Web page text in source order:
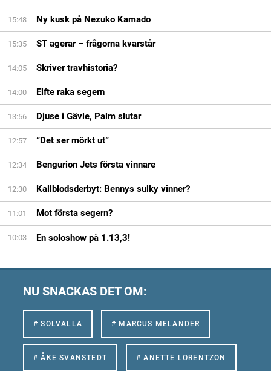
15:48 Ny kusk på Nezuko Kamado
15:35 ST agerar – frågorna kvarstår
14:05 Skriver travhistoria?
14:00 Elfte raka segern
13:56 Djuse i Gävle, Palm slutar
12:57 ”Det ser mörkt ut”
12:34 Bengurion Jets första vinnare
12:30 Kallblodsderbyt: Bennys sulky vinner?
11:01 Mot första segern?
10:03 En soloshow på 1.13,3!
NU SNACKAS DET OM:
# SOLVALLA # MARCUS MELANDER
# ÅKE SVANSTEDT # ANETTE LORENTZON